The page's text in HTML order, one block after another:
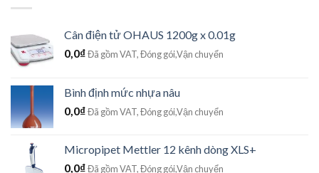
Cân điện tử OHAUS 1200g x 0.01g
0,0₫Đã gồm VAT, Đóng gói,Vận chuyển
Bình định mức nhựa nâu
0,0₫Đã gồm VAT, Đóng gói,Vận chuyển
Micropipet Mettler 12 kênh dòng XLS+
0,0₫Đã gồm VAT, Đóng gói,Vận chuyển